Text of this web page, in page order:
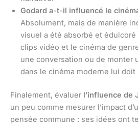
Godard a-t-il influencé le
Absolument, mais de manière
visuel a été absorbé et
clips vidéo et le cinéma de
une conversation ou de monter
dans le cinéma moderne lui
Finalement, évaluer l’influence de
un peu comme mesurer l’impact
pensée commune : ses idées ont